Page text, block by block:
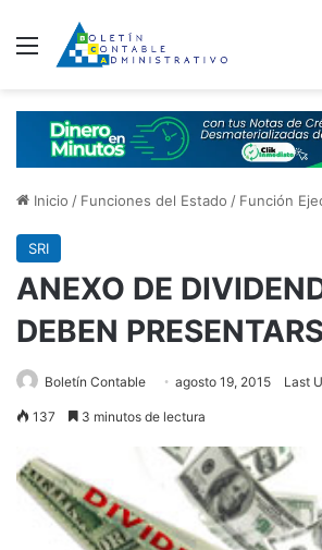
Menú
Inicio / Funciones del Estado / Función
SRI
ANEXO DE
DEBEN
Boletín Contable agosto 19, 2015 Last
137 3 minutos de lectura